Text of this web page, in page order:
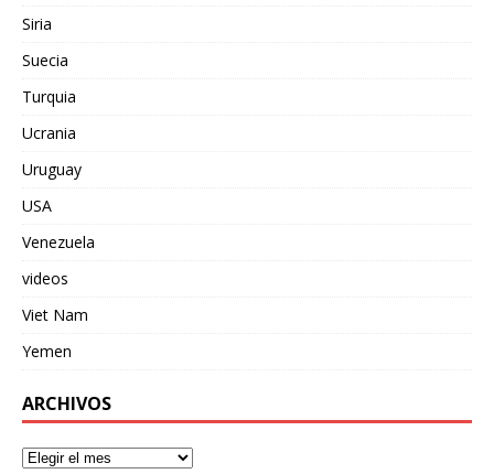
Siria
Suecia
Turquia
Ucrania
Uruguay
USA
Venezuela
videos
Viet Nam
Yemen
ARCHIVOS